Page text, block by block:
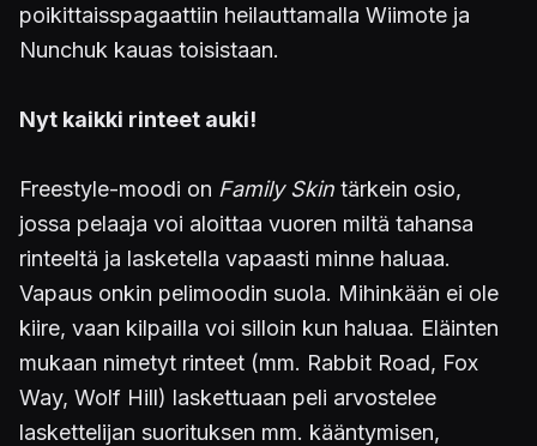
poikittaisspagaattiin heilauttamalla Wiimote ja
Nunchuk kauas toisistaan.
Nyt kaikki rinteet auki!
Freestyle-moodi on Family Skin tärkein osio,
jossa pelaaja voi aloittaa vuoren miltä tahansa
rinteeltä ja lasketella vapaasti minne haluaa.
Vapaus onkin pelimoodin suola. Mihinkään ei ole
kiire, vaan kilpailla voi silloin kun haluaa. Eläinten
mukaan nimetyt rinteet (mm. Rabbit Road, Fox
Way, Wolf Hill) laskettuaan peli arvostelee
laskettelijan suorituksen mm. kääntymisen,